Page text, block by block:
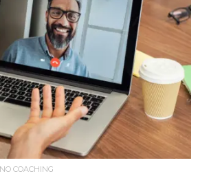
COACHING